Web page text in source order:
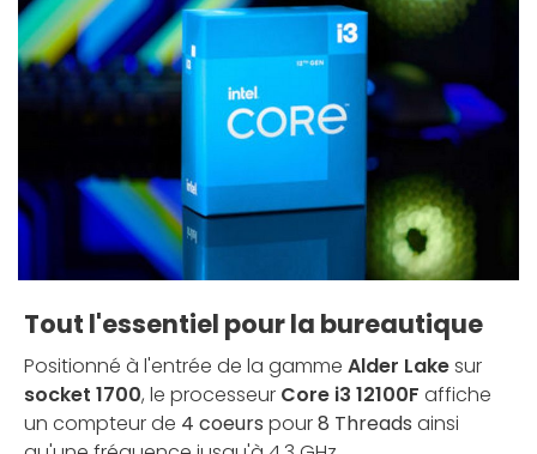
Tout l'essentiel pour la bureautique
Positionné à l'entrée de la gamme Alder Lakesur
socket 1700, le processeur Core i3 12100F affiche
un compteur de 4 coeurs pour8 Threads ainsi